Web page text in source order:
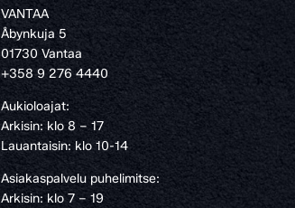
VANTAA
Åbynkuja 5
01730 Vantaa
+358 9 276 4440
Aukioloajat:
Arkisin: klo 8 – 17
Lauantaisin: klo 10-14
Asiakaspalvelu puhelimitse:
Arkisin: klo 7 – 19